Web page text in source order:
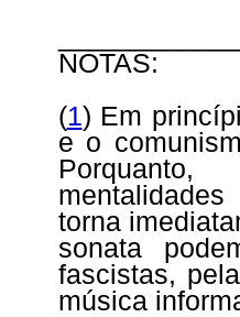
NOTAS:
(1) Em
e o
Porquanto,
torna
sonata
fascistas,
música